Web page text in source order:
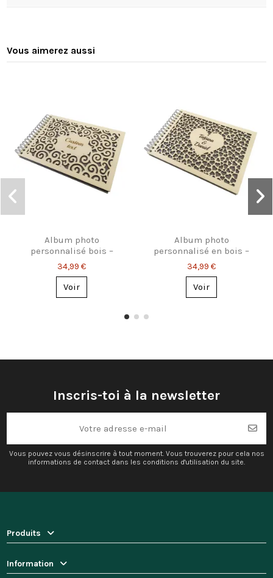
Vous aimerez aussi
Album photo
personnalisé bois –
Modèle arabesque
nuages
34,99 €
Voir
Album photo
personnalisé en bois –
Motif cœurs ajourés
34,99 €
Voir
Inscris-toi à la newsletter
Vous pouvez vous désinscrire à tout moment. Vous trouverez pour cela nos
informations de contact dans les conditions d'utilisation du site.
Produits
Information